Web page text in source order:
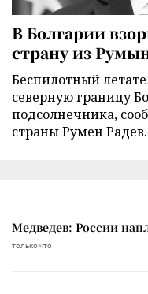
В Болгарии
страну из
Беспилотный
северную границу
подсолнечника,
страны Румен Радев.
Медведев: России
только что